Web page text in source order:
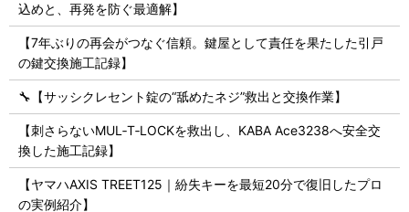
込めと、再発を防ぐ最適解】
【7年ぶりの再会がつなぐ信頼。鍵屋として責任を果たした引戸
の鍵交換施工記録】
🔧【サッシクレセント錠の“舐めたネジ”救出と交換作業】
【刺さらないMUL‑T‑LOCKを救出し、KABA Ace3238へ安全交
換した施工記録】
【ヤマハAXIS TREET125｜紛失キーを最短20分で復旧したプロ
の実例紹介】